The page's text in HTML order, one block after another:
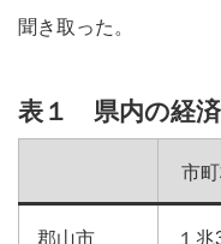
聞き取った。
表１ 県内の経済
市
郡山市 １